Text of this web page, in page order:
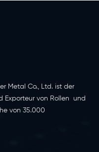
Metal Co., Ltd. ist der
Exporteur von Rollen und
von 35.000
in der Provinz
und etwa 150 Mitarbeitern,